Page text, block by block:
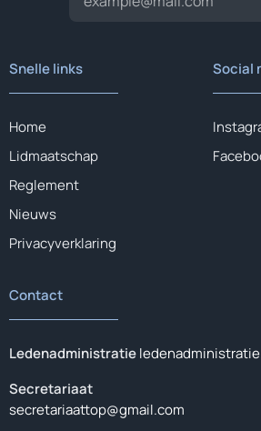
Snelle links
Home
Lidmaatschap
Reglement
Nieuws
Privacyverklaring
Social
Contact
Ledenadministratie
Secretariaat
secretariaattop@gmail.com